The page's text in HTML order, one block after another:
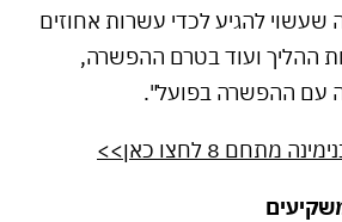
שעשוי להגיע לכדי עשרות אחוזים
ההליך ועוד בטרם ההפשרה,
עם ההפשרה בפועל".
8 לחצו כאן>>